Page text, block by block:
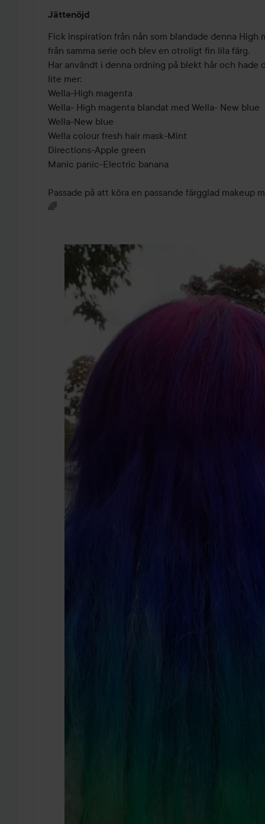
5
av
5
Jättenöjd
Fick inspiration från nån som blandade denna High
från samma serie och blev en otroligt fin lila färg.
Har användt i denna ordning på blekt hår och hade
lite mer:
Wella-High magenta
Wella- High magenta blandat med Wella- New blue
Wella-New blue
Wella colour fresh hair mask-Mint
Directions-Apple green
Manic panic-Electric banana
Passade på att köra en passande färgglad makeup
🌈